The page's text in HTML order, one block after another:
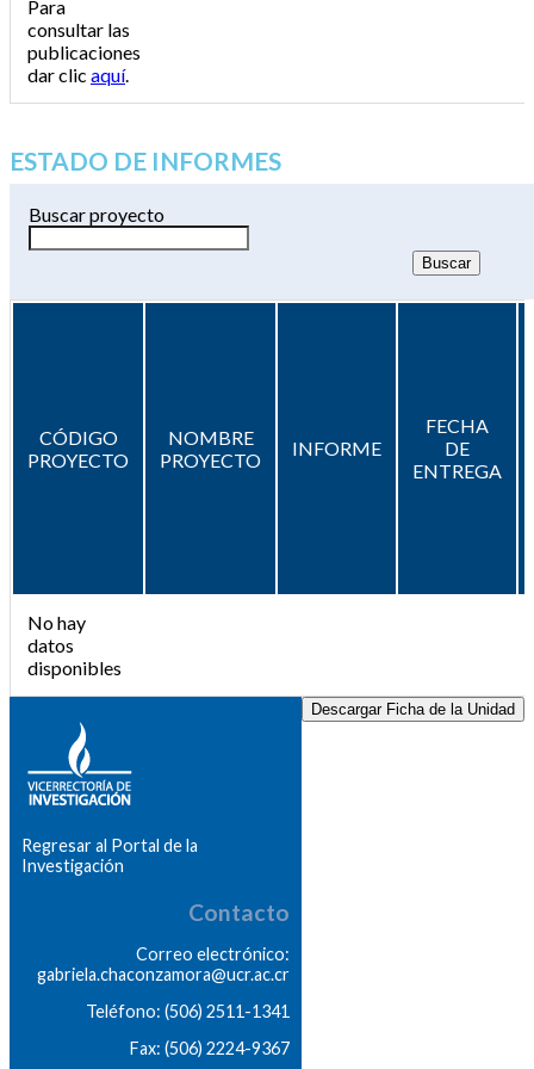
Para
consultar las
publicaciones
dar clic aquí.
ESTADO DE INFORMES
Buscar proyecto
CÓDIGO
PROYECTO
NOMBRE
PROYECTO
INFORME
FECHA
DE
ENTREGA
No hay
datos
disponibles
Descargar Ficha de la Unidad
Regresar al Portal de la
Investigación
Contacto
Correo electrónico:
gabriela.chaconzamora@ucr.ac.cr
Teléfono: (506) 2511-1341
Fax: (506) 2224-9367